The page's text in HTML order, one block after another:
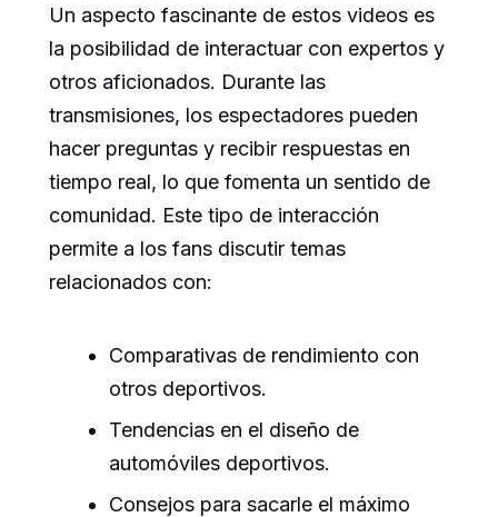
Un aspecto fascinante de estos videos es
la posibilidad de interactuar con expertos y
otros aficionados. Durante las
transmisiones, los espectadores pueden
hacer preguntas y recibir respuestas en
tiempo real, lo que fomenta un sentido de
comunidad. Este tipo de interacción
permite a los fans discutir temas
relacionados con:
Comparativas de rendimiento con
otros deportivos.
Tendencias en el diseño de
automóviles deportivos.
Consejos para sacarle el máximo